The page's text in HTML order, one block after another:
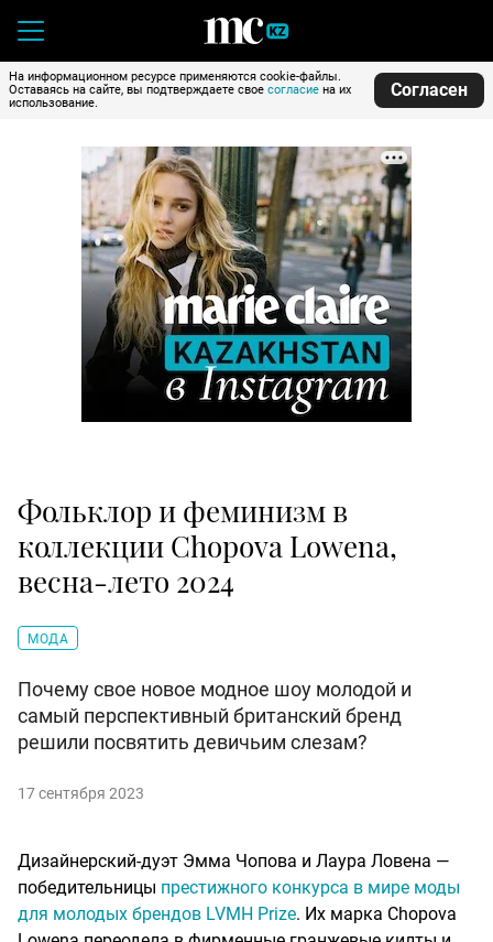
На информационном ресурсе применяются cookie-файлы.
Оставаясь на сайте, вы подтверждаете свое согласие на их
использование.
Согласен
Фольклор и феминизм в
коллекции Chopova Lowena,
весна-лето 2024
МОДА
Почему свое новое модное шоу молодой и
самый перспективный британский бренд
решили посвятить девичьим слезам?
17 сентября 2023
Дизайнерский-дуэт Эмма Чопова и Лаура Ловена —
победительницы престижного конкурса в мире моды
для молодых брендов LVMH Prize. Их марка Chopova